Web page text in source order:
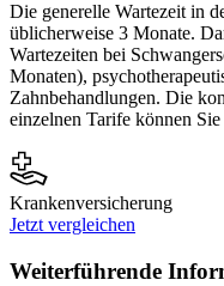
Die generelle Wartezeit in
üblicherweise 3 Monate.
Wartezeiten bei
Monaten),
Zahnbehandlungen. Die
einzelnen Tarife können
Krankenversicherung
Jetzt vergleichen
Weiterführende